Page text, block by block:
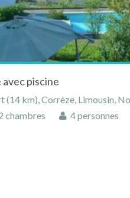
piscine
(14 km), Corrèze, Limousin,
chambres 4 personnes